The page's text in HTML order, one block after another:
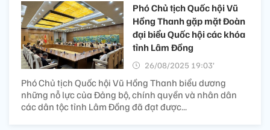
Phó Chủ tịch Quốc hội Vũ
Hồng Thanh gặp mặt Đoàn
đại biểu Quốc hội các khóa
tỉnh Lâm Đồng
26/08/2025 19:03’
Phó Chủ tịch Quốc hội Vũ Hồng Thanh biểu dương
những nỗ lực của Đảng bộ, chính quyền và nhân dân
các dân tộc tỉnh Lâm Đồng đã đạt được...